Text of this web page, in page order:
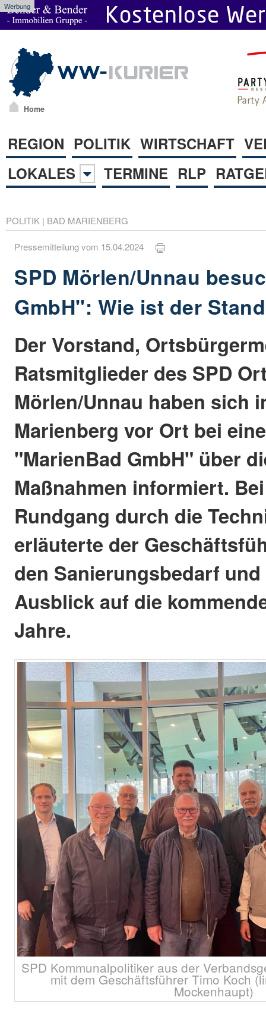
Werbung
Home
REGION POLITIK WIRTSCHAFT
LOKALES
TERMINE RLP
POLITIK | BAD MARIENBERG
Pressemitteilung vom 15.04.2024
SPD Mörlen/Unnau
GmbH": Wie ist der
Der Vorstand,
Ratsmitglieder des SPD
Mörlen/Unnau haben sich
Marienberg vor Ort bei
"MarienBad GmbH" über
Maßnahmen informiert.
Rundgang durch die
erläuterte der
den Sanierungsbedarf
Ausblick auf die
Jahre.
SPD Kommunalpolitiker aus der
mit dem Geschäftsführer Timo Koch
Mockenhaupt)